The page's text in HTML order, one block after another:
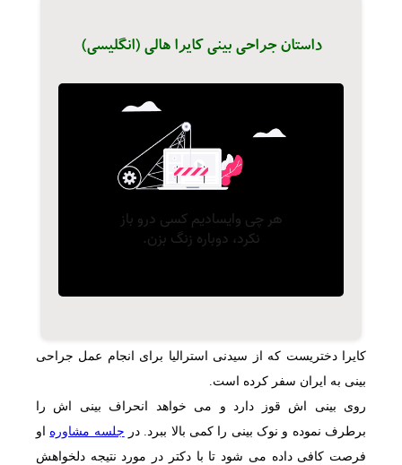
داستان جراحی بینی کایرا هالی (انگلیسی)
کایرا دختریست که از سیدنی استرالیا برای انجام عمل جراحی
بینی به ایران سفر کرده است.
روی بینی اش قوز دارد و می خواهد انحراف بینی اش را
برطرف نموده و نوک بینی را کمی بالا ببرد. در جلسه مشاوره او
فرصت کافی داده می شود تا با دکتر در مورد نتیجه دلخواهش